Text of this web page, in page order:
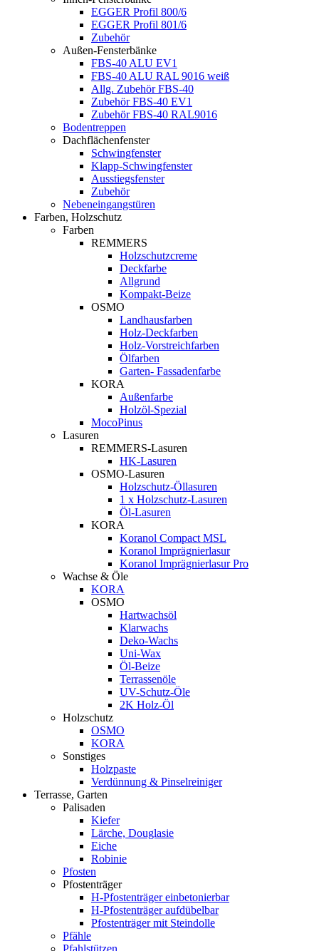
EGGER Profil 800/6
EGGER Profil 801/6
Zubehör
Außen-Fensterbänke
FBS-40 ALU EV1
FBS-40 ALU RAL 9016 weiß
Allg. Zubehör FBS-40
Zubehör FBS-40 EV1
Zubehör FBS-40 RAL9016
Bodentreppen
Dachflächenfenster
Schwingfenster
Klapp-Schwingfenster
Ausstiegsfenster
Zubehör
Nebeneingangstüren
Farben, Holzschutz
Farben
REMMERS
Holzschutzcreme
Deckfarbe
Allgrund
Kompakt-Beize
OSMO
Landhausfarben
Holz-Deckfarben
Holz-Vorstreichfarben
Ölfarben
Garten- Fassadenfarbe
KORA
Außenfarbe
Holzöl-Spezial
MocoPinus
Lasuren
REMMERS-Lasuren
HK-Lasuren
OSMO-Lasuren
Holzschutz-Öllasuren
1 x Holzschutz-Lasuren
Öl-Lasuren
KORA
Koranol Compact MSL
Koranol Imprägnierlasur
Koranol Imprägnierlasur Pro
Wachse & Öle
KORA
OSMO
Hartwachsöl
Klarwachs
Deko-Wachs
Uni-Wax
Öl-Beize
Terrassenöle
UV-Schutz-Öle
2K Holz-Öl
Holzschutz
OSMO
KORA
Sonstiges
Holzpaste
Verdünnung & Pinselreiniger
Terrasse, Garten
Palisaden
Kiefer
Lärche, Douglasie
Eiche
Robinie
Pfosten
Pfostenträger
H-Pfostenträger einbetonierbar
H-Pfostenträger aufdübelbar
Pfostenträger mit Steindolle
Pfähle
Pfahlstützen